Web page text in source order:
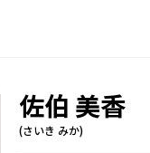
佐伯 美香
(さいき みか)